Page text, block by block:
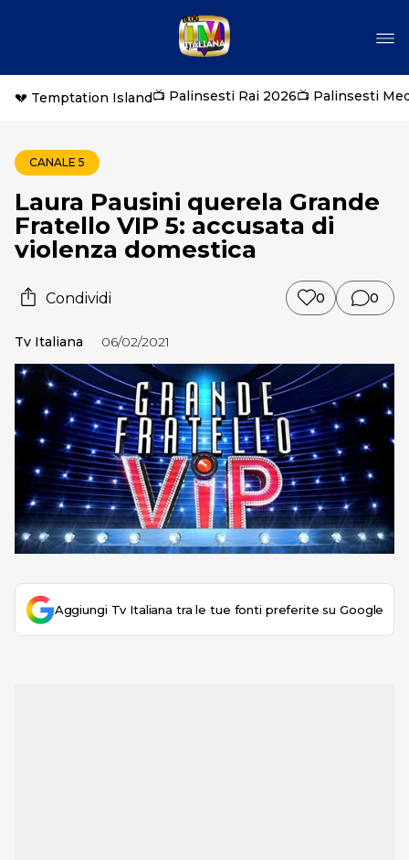
💔 Temptation Island📺 Palinsesti Rai 2026📺 Palinsesti
CANALE 5
Laura Pausini querela Grande
Fratello VIP 5: accusata di
violenza domestica
Condividi 0 0
Tv Italiana 06/02/2021
Aggiungi Tv Italiana tra le tue fonti preferite su Google